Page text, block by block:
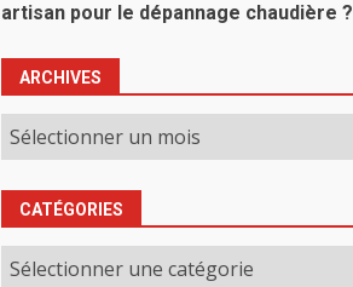
artisan pour le dépannage chaudière ?
ARCHIVES
Archives
CATÉGORIES
Catégories